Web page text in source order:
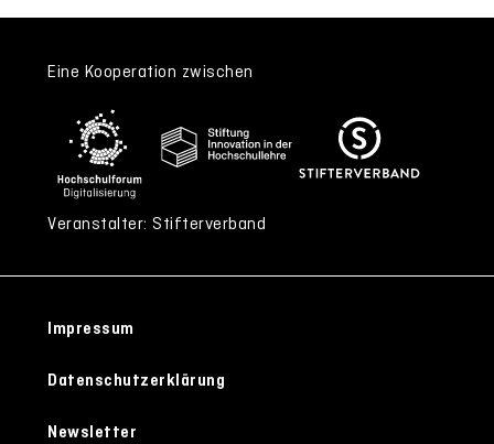
Eine Kooperation zwischen
Veranstalter: Stifterverband
Impressum
Datenschutzerklärung
Newsletter